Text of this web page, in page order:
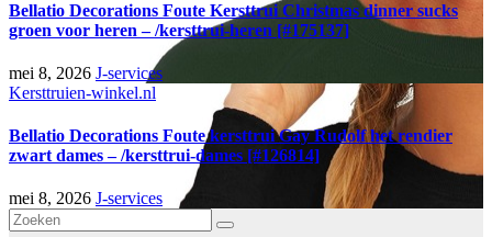
Bellatio Decorations Foute Kersttrui Christmas dinner sucks
groen voor heren – /kersttrui-heren [#175137]
mei 8, 2026 J-services
Kersttruien-winkel.nl
Bellatio Decorations Foute kersttrui Gay Rudolf het rendier
zwart dames – /kersttrui-dames [#126814]
mei 8, 2026 J-services